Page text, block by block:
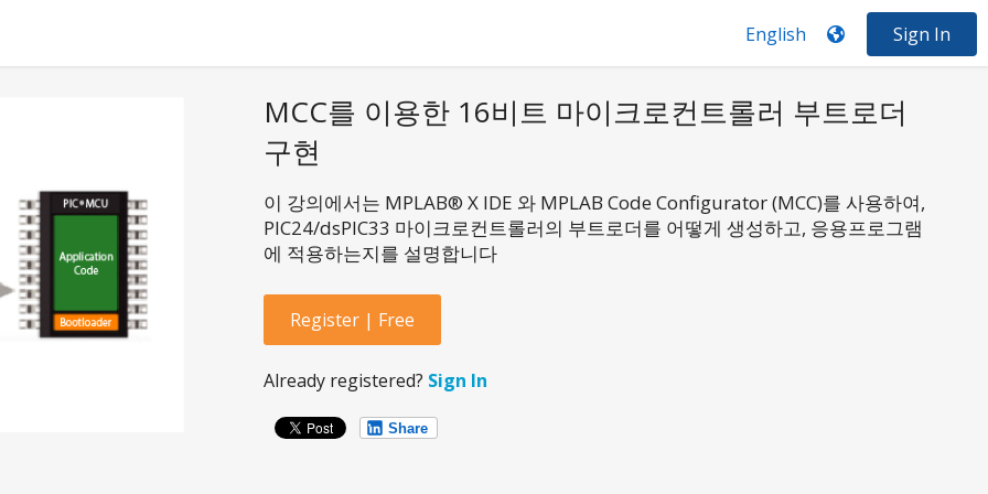
Sign In
MCC를 이용한 16비트 마이크로컨트롤러 부트로더
구현
이 강의에서는 MPLAB® X IDE 와 MPLAB Code Configurator (MCC)를 사용하여,
PIC24/dsPIC33 마이크로컨트롤러의 부트로더를 어떻게 생성하고, 응용프로그램
에 적용하는지를 설명합니다
Register | Free
Already registered? Sign In
Share